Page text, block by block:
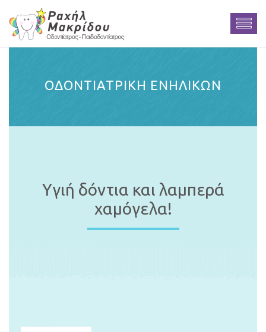
ΟΔΟΝΤΙΑΤΡΙΚΗ ΕΝΗΛΙΚΩΝ
Υγιή δόντια και λαμπερά
χαμόγελα!